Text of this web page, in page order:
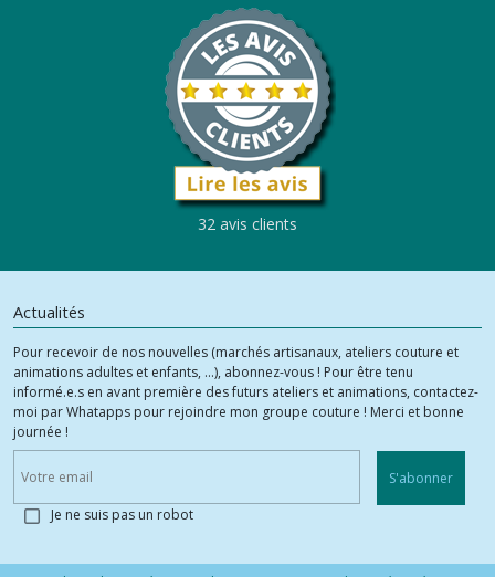
32 avis clients
Actualités
Pour recevoir de nos nouvelles (marchés artisanaux, ateliers couture et
animations adultes et enfants, ...), abonnez-vous ! Pour être tenu
informé.e.s en avant première des futurs ateliers et animations, contactez-
moi par Whatapps pour rejoindre mon groupe couture ! Merci et bonne
journée !
S'abonner
Je ne suis pas un robot